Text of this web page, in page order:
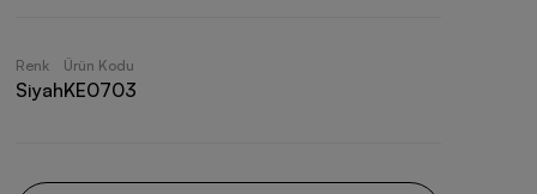
Renk
Siyah
Ürün Kodu
KE0703